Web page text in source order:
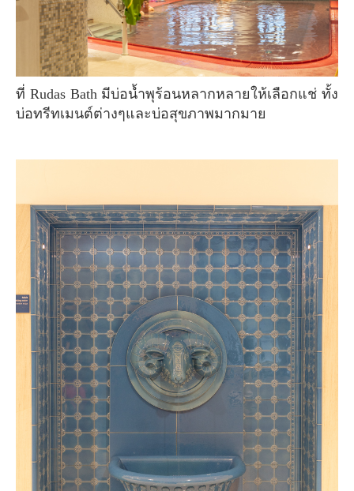
ที่ Rudas Bath มีบ่อน้ำพุร้อนหลากหลายให้เลือกแช่ ทั้ง
บ่อทรีทเมนต์ต่างๆและบ่อสุขภาพมากมาย